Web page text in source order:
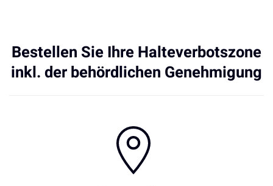
Bestellen Sie Ihre Halteverbotszone
inkl. der behördlichen Genehmigung